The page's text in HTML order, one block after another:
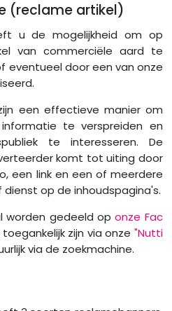
(reclame artikel)
u de mogelijkheid om op
van commerciële aard te
eventueel door een van onze
een effectieve manier om
te verspreiden en
te interesseren. De
komt tot uiting door
een link en een of meerdere
op de inhoudspagina's.
worden gedeeld oponze Fac
zijn via onze "Nutti
via de zoekmachine.